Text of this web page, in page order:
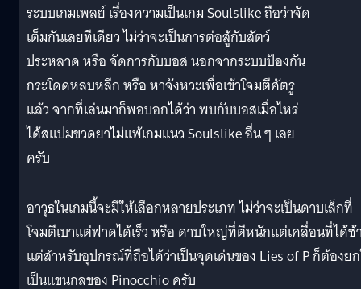
ระบบเกมเพลย์ เรื่องความเป็นเกม Soulslike ถือว่าจัด
เต็มกันเลยทีเดียว ไม่ว่าจะเป็นการต่อสู้กับสัตว์
ประหลาด หรือ จัดการกับบอส นอกจากระบบป้องกัน
กระโดดหลบหลีก หรือ หาจังหวะเพื่อเข้าโจมตีศัตรู
แล้ว จากที่เล่นมาก็พอบอกได้ว่า พบกับบอสเมื่อไหร่
ได้สแปมขวดยาไม่แพ้เกมแนว Soulslike อื่น ๆ เลย
ครับ
อาวุธในเกมนี้จะมีให้เลือกหลายประเภท ไม่ว่าจะเป็นดาบเล็กที่
โจมตีเบาแต่ฟาดได้เร็ว หรือ ดาบใหญ่ที่ตีหนักแต่เคลื่อนที่ได้ช้
แต่สำหรับอุปกรณ์ที่ถือได้ว่าเป็นจุดเด่นของ Lies of P ก็ต้องย
เป็นแขนกลของ Pinocchio ครับ